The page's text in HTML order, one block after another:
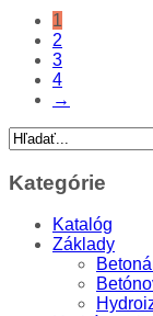
1
2
3
4
→
Kategórie
Katalóg
Základy